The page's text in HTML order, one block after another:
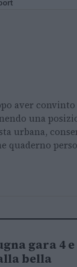
aver
una
urbana,
quaderno
gara 4
bella